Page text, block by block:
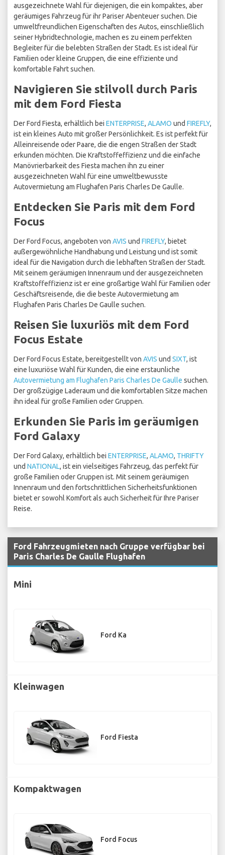
ausgezeichnete Wahl für diejenigen, die ein kompaktes, aber
geräumiges Fahrzeug für ihr Pariser Abenteuer suchen. Die
umweltfreundlichen Eigenschaften des Autos, einschließlich
seiner Hybridtechnologie, machen es zu einem perfekten
Begleiter für die belebten Straßen der Stadt. Es ist ideal für
Familien oder kleine Gruppen, die eine effiziente und
komfortable Fahrt suchen.
Navigieren Sie stilvoll durch Paris
mit dem Ford Fiesta
Der Ford Fiesta, erhältlich bei ENTERPRISE, ALAMO und FIREFLY,
ist ein kleines Auto mit großer Persönlichkeit. Es ist perfekt für
Alleinreisende oder Paare, die die engen Straßen der Stadt
erkunden möchten. Die Kraftstoffeffizienz und die einfache
Manövrierbarkeit des Fiesta machen ihn zu einer
ausgezeichneten Wahl für eine umweltbewusste
Autovermietung am Flughafen Paris Charles De Gaulle.
Entdecken Sie Paris mit dem Ford
Focus
Der Ford Focus, angeboten von AVIS und FIREFLY, bietet
außergewöhnliche Handhabung und Leistung und ist somit
ideal für die Navigation durch die lebhaften Straßen der Stadt.
Mit seinem geräumigen Innenraum und der ausgezeichneten
Kraftstoffeffizienz ist er eine großartige Wahl für Familien oder
Geschäftsreisende, die die beste Autovermietung am
Flughafen Paris Charles De Gaulle suchen.
Reisen Sie luxuriös mit dem Ford
Focus Estate
Der Ford Focus Estate, bereitgestellt von AVIS und SIXT, ist
eine luxuriöse Wahl für Kunden, die eine erstaunliche
Autovermietung am Flughafen Paris Charles De Gaulle suchen.
Der großzügige Laderaum und die komfortablen Sitze machen
ihn ideal für große Familien oder Gruppen.
Erkunden Sie Paris im geräumigen
Ford Galaxy
Der Ford Galaxy, erhältlich bei ENTERPRISE, ALAMO, THRIFTY
und NATIONAL, ist ein vielseitiges Fahrzeug, das perfekt für
große Familien oder Gruppen ist. Mit seinem geräumigen
Innenraum und den fortschrittlichen Sicherheitsfunktionen
bietet er sowohl Komfort als auch Sicherheit für Ihre Pariser
Reise.
Ford Fahrzeugmieten nach Gruppe verfügbar bei
Paris Charles De Gaulle Flughafen
Mini
Ford Ka
Kleinwagen
Ford Fiesta
Kompaktwagen
Ford Focus